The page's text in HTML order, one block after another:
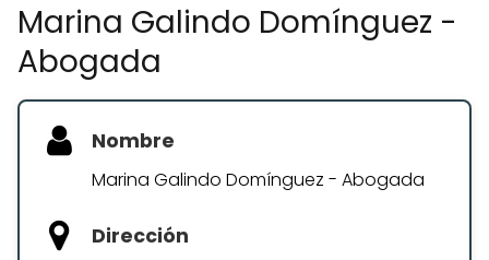
Marina Galindo Domínguez -
Abogada
Nombre
Marina Galindo Domínguez - Abogada
Dirección